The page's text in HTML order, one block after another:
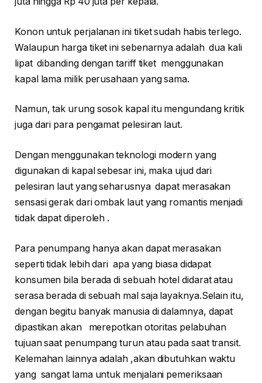
Konon untuk perjalanan ini tiket sudah habis terlego.
Walaupun harga tiket ini sebenarnya adalah dua kali
lipat dibanding dengan tariff tiket menggunakan
kapal lama milik perusahaan yang sama.
Namun, tak urung sosok kapal itu mengundang kritik
juga dari para pengamat pelesiran laut.
Dengan menggunakan teknologi modern yang
digunakan di kapal sebesar ini, maka ujud dari
pelesiran laut yang seharusnya dapat merasakan
sensasi gerak dari ombak laut yang romantis menjadi
tidak dapat diperoleh .
Para penumpang hanya akan dapat merasakan
seperti tidak lebih dari apa yang biasa didapat
konsumen bila berada di sebuah hotel didarat atau
serasa berada di sebuah mal saja layaknya.Selain itu,
dengan begitu banyak manusia di dalamnya, dapat
dipastikan akan merepotkan otoritas pelabuhan
tujuan saat penumpang turun atau pada saat transit.
Kelemahan lainnya adalah ,akan dibutuhkan waktu
yang sangat lama untuk menjalani pemeriksaan